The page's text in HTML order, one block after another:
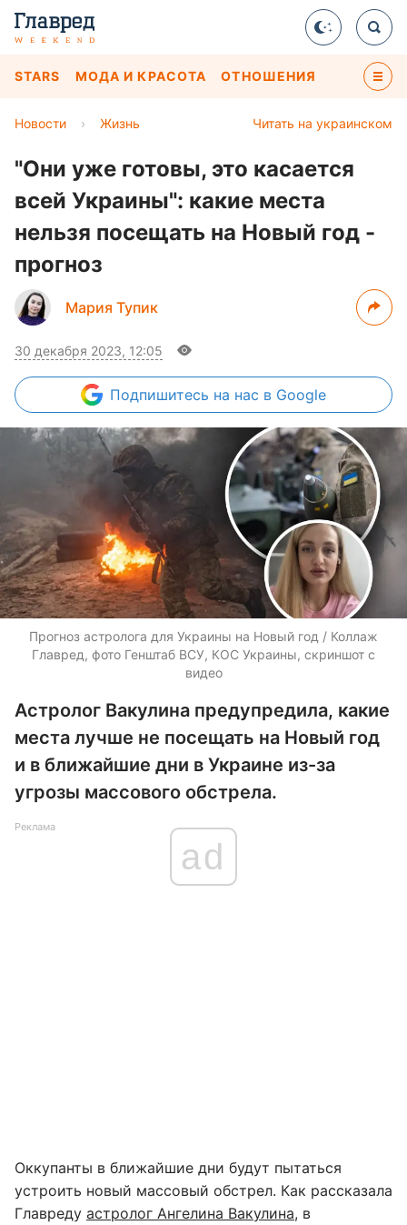
STARS МОДА И КРАСОТА ОТНОШЕНИЯ
Читать на украинском
Новости › Жизнь
"Они уже готовы, это касается
всей Украины": какие места
нельзя посещать на Новый год -
прогноз
Мария Тупик
30 декабря 2023, 12:05
Подпишитесь на нас в Google
Прогноз астролога для Украины на Новый год / Коллаж
Главред, фото Генштаб ВСУ, КОС Украины, скриншот с
видео
Астролог Вакулина предупредила, какие
места лучше не посещать на Новый год
и в ближайшие дни в Украине из-за
угрозы массового обстрела.
Реклама
ad
Оккупанты в ближайшие дни будут пытаться
устроить новый массовый обстрел. Как рассказала
Главреду астролог Ангелина Вакулина, в